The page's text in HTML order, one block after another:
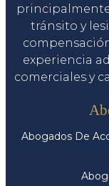
tránsito y
experiencia
comerciales y
Abogados De